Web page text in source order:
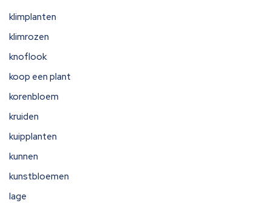
klimplanten
klimrozen
knoflook
koop een plant
korenbloem
kruiden
kuipplanten
kunnen
kunstbloemen
lage